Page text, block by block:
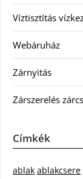
Víztisztítás
Webáruház
Zárnyitás
Zárszerelés
Címkék
ablak ablakcsere